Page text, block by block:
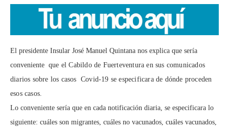
El presidente Insular José Manuel Quintana nos explica que sería
conveniente que el Cabildo de Fuerteventura en sus comunicados
diarios sobre los casos Covid-19 se especificara de dónde proceden
esos casos.
Lo conveniente sería que en cada notificación diaria, se especificara lo
siguiente: cuáles son migrantes, cuáles no vacunados, cuáles vacunados,